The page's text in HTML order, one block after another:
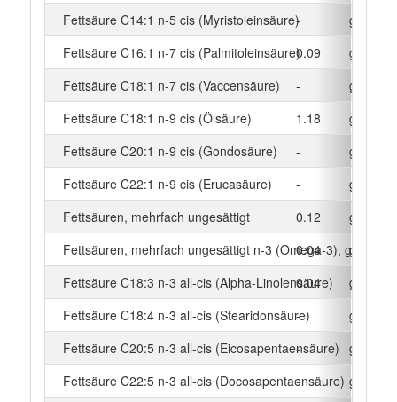
Fettsäure C14:1 n-5 cis (Myristoleinsäure)-
g
Fettsäure C16:1 n-7 cis (Palmitoleinsäure)0.09
g
Fettsäure C18:1 n-7 cis (Vaccensäure)
-
g
Fettsäure C18:1 n-9 cis (Ölsäure)
1.18
g
Fettsäure C20:1 n-9 cis (Gondosäure)
-
g
Fettsäure C22:1 n-9 cis (Erucasäure)
-
g
Fettsäuren, mehrfach ungesättigt
0.12
g
Fettsäuren, mehrfach ungesättigt n-3 (Omega-3), gesamt
0.04
g
Fettsäure C18:3 n-3 all-cis (Alpha-Linolensäure)
0.04
g
Fettsäure C18:4 n-3 all-cis (Stearidonsäure)
-
g
Fettsäure C20:5 n-3 all-cis (Eicosapentaensäure)
-
g
Fettsäure C22:5 n-3 all-cis (Docosapentaensäure)
-
g